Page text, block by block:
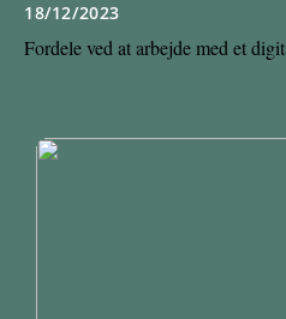
18/12/2023
Fordele ved at arbejde med et